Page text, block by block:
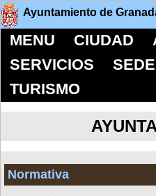
Ayuntamiento de
MENU CIUDAD
SERVICIOS
TURISMO
Normativa